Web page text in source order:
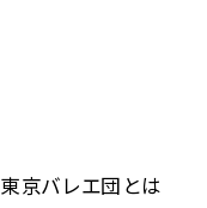
東京バレエ団とは